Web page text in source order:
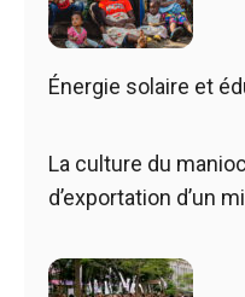
Énergie solaire et
La culture du
d’exportation d’un